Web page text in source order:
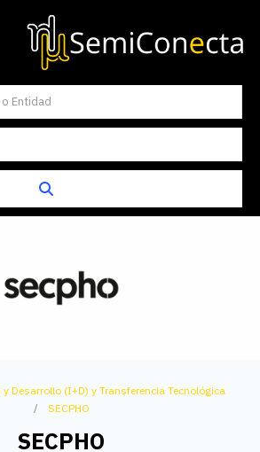
Desarrollo (I+D) y Transferencia Tecnológica
SECPHO
SECPHO